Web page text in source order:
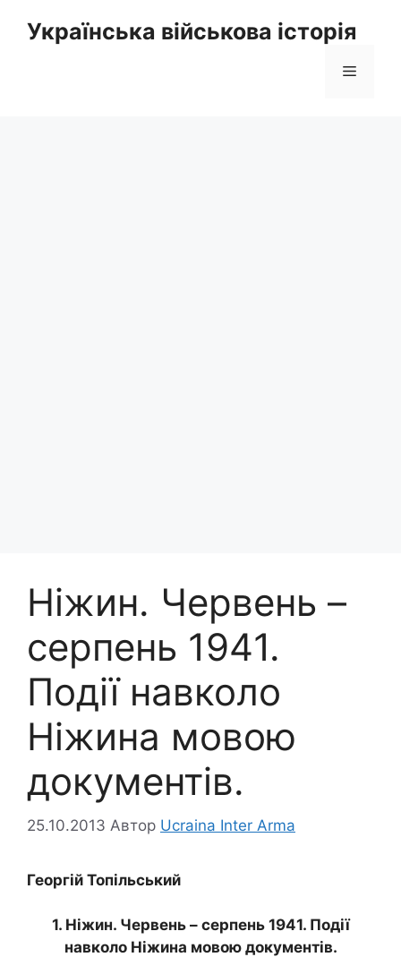
Українська військова історія
Меню
Ніжин. Червень –
серпень 1941.
Події навколо
Ніжина мовою
документів.
25.10.2013 Автор Ucraina Inter Arma
Георгій Топільський
1. Ніжин. Червень – серпень 1941. Події
навколо Ніжина мовою документів.